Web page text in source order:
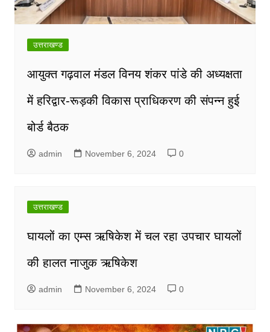
उत्तराखण्ड
आयुक्त गढ़वाल मंडल विनय शंकर पांडे की अध्यक्षता
में हरिद्वार-रूड़की विकास प्राधिकरण की संपन्न हुई
बोर्ड बैठक
admin November 6, 2024 0
उत्तराखण्ड
घायलों का एम्स ऋषिकेश में चल रहा उपचार घायलों
की हालत नाजुक ऋषिकेश
admin November 6, 2024 0